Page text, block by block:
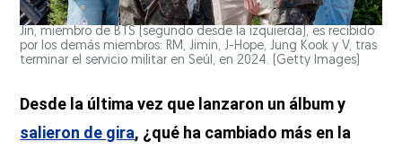
Jin, miembro de BTS (segundo desde la izquierda), es recibido
por los demás miembros: RM, Jimin, J-Hope, Jung Kook y V, tras
terminar el servicio militar en Seúl, en 2024.
(Getty Images)
Desde la última vez que lanzaron un álbum y
salieron de gira, ¿qué ha cambiado más en la